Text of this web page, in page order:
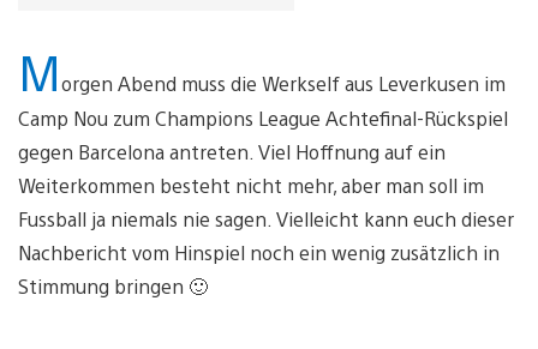
Morgen Abend muss die Werkself aus Leverkusen im
Camp Nou zum Champions League Achtefinal-Rückspiel
gegen Barcelona antreten. Viel Hoffnung auf ein
Weiterkommen besteht nicht mehr, aber man soll im
Fussball ja niemals nie sagen. Vielleicht kann euch dieser
Nachbericht vom Hinspiel noch ein wenig zusätzlich in
Stimmung bringen 🙂